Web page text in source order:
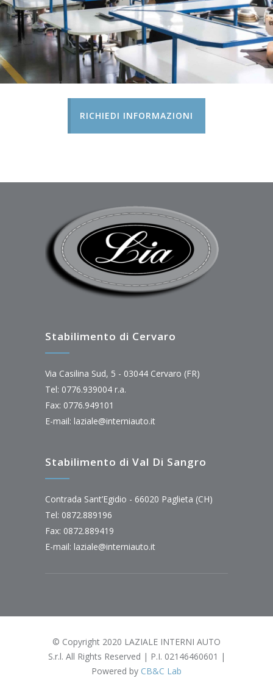
RICHIEDI INFORMAZIONI
Stabilimento di Cervaro
Via Casilina Sud, 5 - 03044 Cervaro (FR)
Tel: 0776.939004 r.a.
Fax: 0776.949101
E-mail: laziale@interniauto.it
Stabilimento di Val Di Sangro
Contrada Sant’Egidio - 66020 Paglieta (CH)
Tel: 0872.889196
Fax: 0872.889419
E-mail: laziale@interniauto.it
© Copyright 2020 LAZIALE INTERNI AUTO
S.r.l. All Rights Reserved | P.I. 02146460601 |
Powered by CB&C Lab